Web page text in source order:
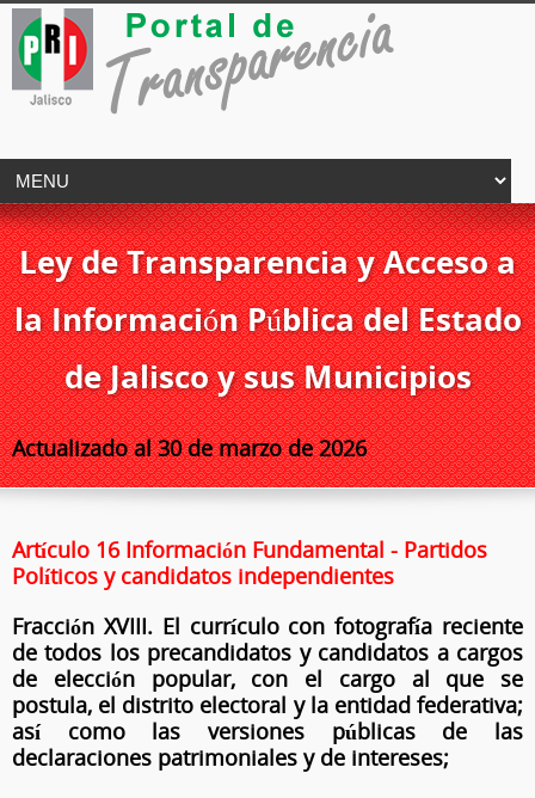
Ley de Transparencia y Acceso a
la Información Pública del Estado
de Jalisco y sus Municipios
Actualizado al 30 de marzo de 2026
Artículo 16 Información Fundamental - Partidos
Políticos y candidatos independientes
Fracción XVIII. El currículo con fotografía reciente
de todos los precandidatos y candidatos a cargos
de elección popular, con el cargo al que se
postula, el distrito electoral y la entidad federativa;
así como las versiones públicas de las
declaraciones patrimoniales y de intereses;